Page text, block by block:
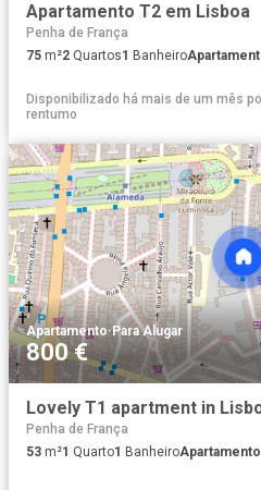
Apartamento T2 em Lisboa
Penha de França
75 m²2 Quartos1 Banheiro
Disponibilizado há mais de um mês
rentumo
Apartamento·Para Alugar
800 €
Lovely T1 apartment in
Penha de França
53 m²1 Quarto1 BanheiroApartamento